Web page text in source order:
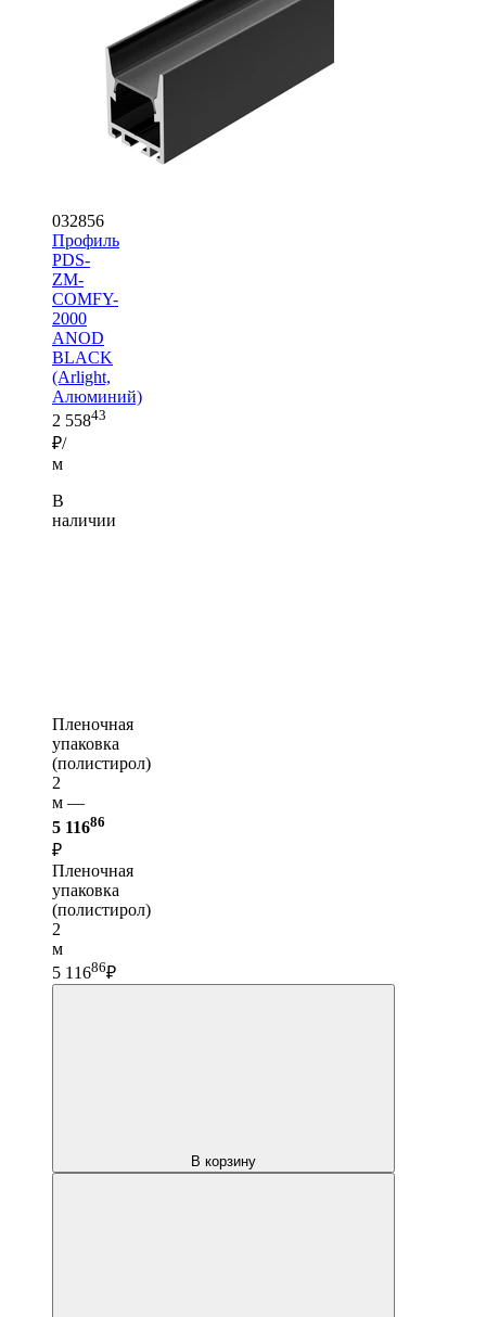
032856
Профиль
PDS-
ZM-
COMFY-
2000
ANOD
BLACK
(Arlight,
Алюминий)
2 55843
₽/
м
В
наличии
Пленочная
упаковка
(полистирол)
2
м —
5 11686
₽
Пленочная
упаковка
(полистирол)
2
м
5 11686₽
В корзину